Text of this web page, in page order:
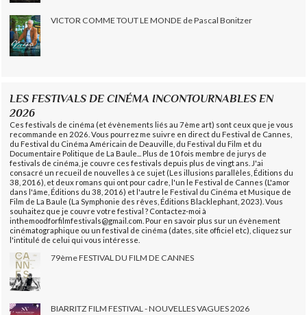
VICTOR COMME TOUT LE MONDE de Pascal Bonitzer
LES FESTIVALS DE CINÉMA INCONTOURNABLES EN
2026
Ces festivals de cinéma (et évènements liés au 7ème art) sont ceux que je vous
recommande en 2026. Vous pourrez me suivre en direct du Festival de Cannes,
du Festival du Cinéma Américain de Deauville, du Festival du Film et du
Documentaire Politique de La Baule... Plus de 10 fois membre de jurys de
festivals de cinéma, je couvre ces festivals depuis plus de vingt ans. J'ai
consacré un recueil de nouvelles à ce sujet (Les illusions parallèles, Éditions du
38, 2016), et deux romans qui ont pour cadre, l'un le Festival de Cannes (L'amor
dans l'âme, Éditions du 38, 2016) et l'autre le Festival du Cinéma et Musique de
Film de La Baule (La Symphonie des rêves, Éditions Blacklephant, 2023). Vous
souhaitez que je couvre votre festival ? Contactez-moi à
inthemoodforfilmfestivals@gmail.com. Pour en savoir plus sur un évènement
cinématographique ou un festival de cinéma (dates, site officiel etc), cliquez sur
l'intitulé de celui qui vous intéresse.
79ème FESTIVAL DU FILM DE CANNES
BIARRITZ FILM FESTIVAL - NOUVELLES VAGUES 2026